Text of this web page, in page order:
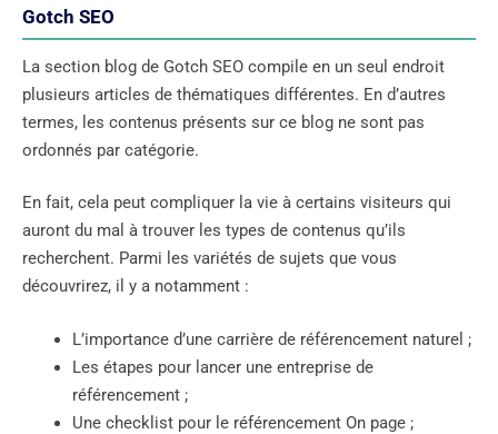
Gotch SEO
La section blog de Gotch SEO compile en un seul endroit
plusieurs articles de thématiques différentes. En d’autres
termes, les contenus présents sur ce blog ne sont pas
ordonnés par catégorie.
En fait, cela peut compliquer la vie à certains visiteurs qui
auront du mal à trouver les types de contenus qu’ils
recherchent. Parmi les variétés de sujets que vous
découvrirez, il y a notamment :
L’importance d’une carrière de référencement naturel ;
Les étapes pour lancer une entreprise de
référencement ;
Une checklist pour le référencement On page ;